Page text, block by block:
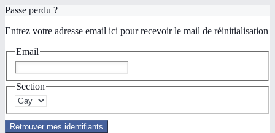
Passe perdu ?
Entrez votre adresse email ici pour recevoir le mail de réinitialisation
Email
Section
Retrouver mes identifiants